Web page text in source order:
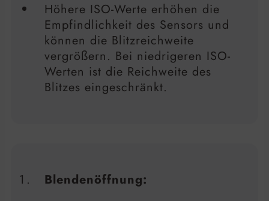
Höhere ISO-Werte erhöhen die
Empfindlichkeit des Sensors und
können die Blitzreichweite
vergrößern. Bei niedrigeren ISO-
Werten ist die Reichweite des
Blitzes eingeschränkt.
Blendenöffnung: